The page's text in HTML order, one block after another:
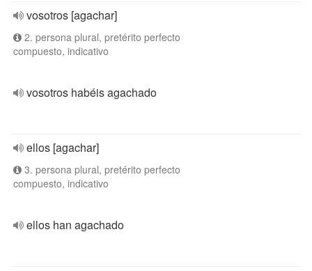
vosotros [agachar]
2. persona plural, pretérito perfecto
compuesto, indicativo
vosotros habéis agachado
ellos [agachar]
3. persona plural, pretérito perfecto
compuesto, indicativo
ellos han agachado